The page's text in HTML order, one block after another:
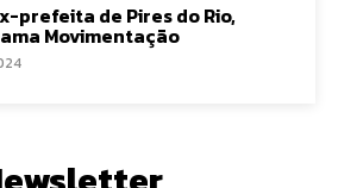
prefeita de Pires do Rio,
Movimentação